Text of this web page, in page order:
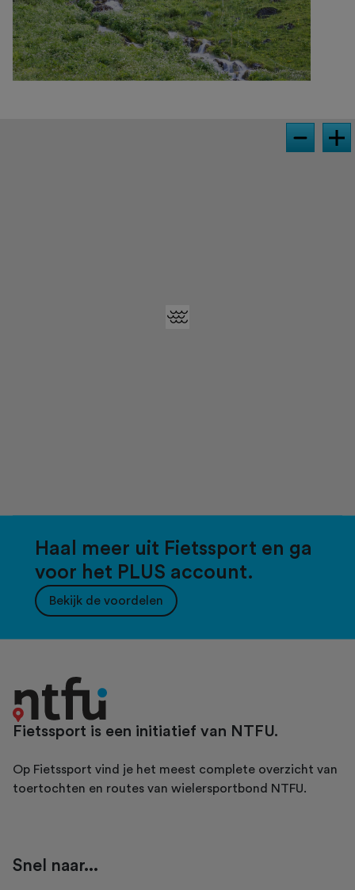
Haal meer uit Fietssport en ga
voor het PLUS account.
Bekijk de voordelen
Fietssport is een initiatief van NTFU.
Op Fietssport vind je het meest complete overzicht van
toertochten en routes van wielersportbond NTFU.
Snel naar...